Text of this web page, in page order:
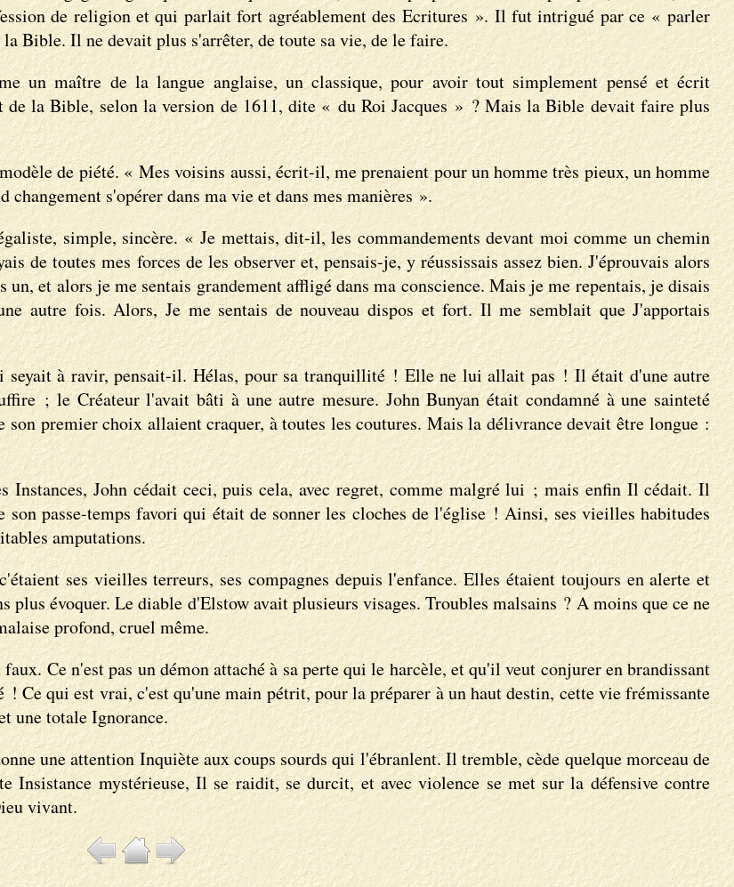
de religion et qui parlait fort agréablement des Ecritures ». Il fut intrigué par ce « parler
Bible. Il ne devait plus s'arrêter, de toute sa vie, de le faire.
un maître de la langue anglaise, un classique, pour avoir tout simplement pensé et écrit
la Bible, selon la version de 1611, dite « du Roi Jacques » ? Mais la Bible devait faire plus
de piété. « Mes voisins aussi, écrit-il, me prenaient pour un homme très pieux, un homme
s'opérer dans ma vie et dans mes manières ».
simple, sincère. « Je mettais, dit-il, les commandements devant moi comme un chemin
de toutes mes forces de les observer et, pensais-je, y réussissais assez bien. J'éprouvais alors
un, et alors je me sentais grandement affligé dans ma conscience. Mais je me repentais, je disais
autre fois. Alors, Je me sentais de nouveau dispos et fort. Il me semblait que J'apportais
seyait à ravir, pensait-il. Hélas, pour sa tranquillité ! Elle ne lui allait pas ! Il était d'une autre
; le Créateur l'avait bâti à une autre mesure. John Bunyan était condamné à une sainteté
premier choix allaient craquer, à toutes les coutures. Mais la délivrance devait être longue :
Instances, John cédait ceci, puis cela, avec regret, comme malgré lui ; mais enfin Il cédait. Il
son passe-temps favori qui était de sonner les cloches de l'église ! Ainsi, ses vieilles habitudes
amputations.
ses vieilles terreurs, ses compagnes depuis l'enfance. Elles étaient toujours en alerte et
plus évoquer. Le diable d'Elstow avait plusieurs visages. Troubles malsains ? A moins que ce ne
profond, cruel même.
Ce n'est pas un démon attaché à sa perte qui le harcèle, et qu'il veut conjurer en brandissant
Ce qui est vrai, c'est qu'une main pétrit, pour la préparer à un haut destin, cette vie frémissante
une totale Ignorance.
une attention Inquiète aux coups sourds qui l'ébranlent. Il tremble, cède quelque morceau de
mystérieuse, Il se raidit, se durcit, et avec violence se met sur la défensive contre
vivant.